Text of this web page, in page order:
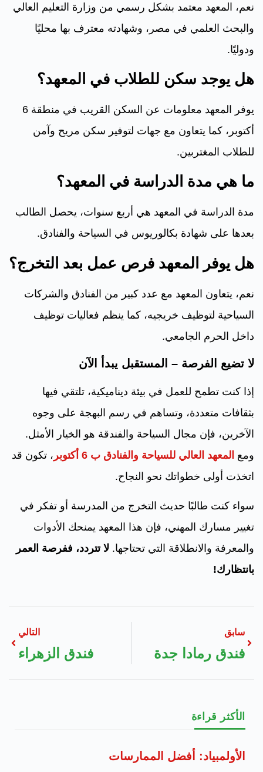
نعم، المعهد معتمد بشكل رسمي من وزارة التعليم العالي
والبحث العلمي في مصر، وشهادته معترف بها محليًا
ودوليًا.
هل يوجد سكن للطلاب في المعهد؟
يوفر المعهد معلومات عن السكن القريب في منطقة 6
أكتوبر، كما يتعاون مع جهات لتوفير سكن مريح وآمن
للطلاب المغتربين.
ما هي مدة الدراسة في المعهد؟
مدة الدراسة في المعهد هي أربع سنوات، يحصل الطالب
بعدها على شهادة بكالوريوس في السياحة والفنادق.
هل يوفر المعهد فرص عمل بعد التخرج؟
نعم، يتعاون المعهد مع عدد كبير من الفنادق والشركات
السياحية لتوظيف خريجيه، كما ينظم فعاليات توظيف
داخل الحرم الجامعي.
لا تضيع الفرصة – المستقبل يبدأ الآن
إذا كنت تطمح للعمل في بيئة ديناميكية، تلتقي فيها
بثقافات متعددة، وتساهم في رسم البهجة على وجوه
الآخرين، فإن مجال السياحة والفندقة هو الخيار الأمثل.
ومع المعهد العالي للسياحة والفنادق ب 6 أكتوبر
، تكون قد
اتخذت أولى خطواتك نحو النجاح.
سواء كنت طالبًا حديث التخرج من المدرسة أو تفكر في
تغيير مسارك المهني، فإن هذا المعهد يمنحك الأدوات
والمعرفة والانطلاقة التي تحتاجها. لا تتردد، ففرصة العمر
بانتظارك!
سابق
فندق رمادا جدة
التالي
فندق الزهراء
الأكثر قراءة
الأولمبياد: أفضل الممارسات